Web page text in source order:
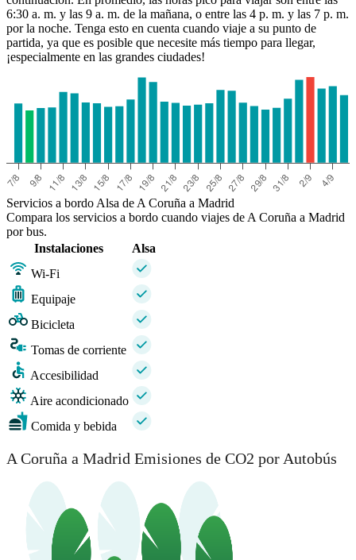
6:30 a. m. y las 9 a. m. de la mañana, o entre las 4 p. m. y las 7 p. m.
por la noche. Tenga esto en cuenta cuando viaje a su punto de
partida, ya que es posible que necesite más tiempo para llegar,
¡especialmente en las grandes ciudades!
Servicios a bordo Alsa de A Coruña a Madrid
Compara los servicios a bordo cuando viajes de A Coruña a Madrid
por bus.
Instalaciones
Alsa
Wi-Fi
Equipaje
Bicicleta
Tomas de corriente
Accesibilidad
Aire acondicionado
Comida y bebida
A Coruña a Madrid Emisiones de CO2 por Autobús